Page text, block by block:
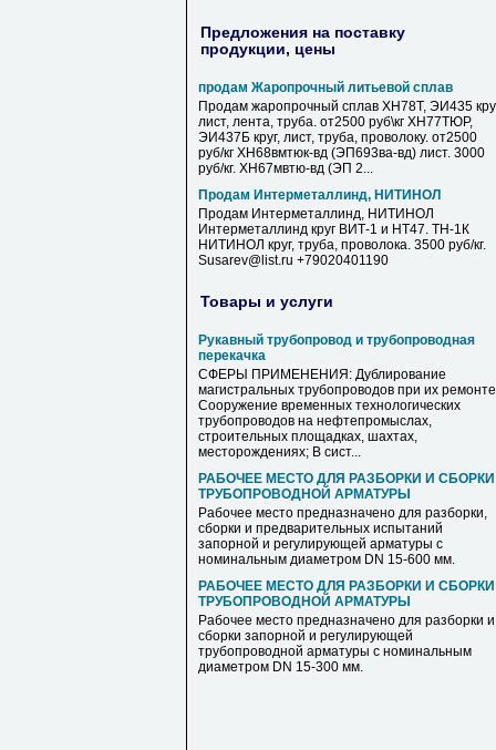
Предложения на поставку
продукции, цены
продам Жаропрочный литьевой сплав
Продам жаропрочный сплав ХН78Т, ЭИ435
лист, лента, труба. от2500 руб\кг ХН77ТЮР,
ЭИ437Б круг, лист, труба, проволоку. от2500
руб/кг ХН68вмтюк-вд (ЭП693ва-вд) лист. 3000
руб/кг. ХН67мвтю-вд (ЭП 2...
Продам Интерметаллинд, НИТИНОЛ
Продам Интерметаллинд, НИТИНОЛ
Интерметаллинд круг ВИТ-1 и НТ47. ТН-1К
НИТИНОЛ круг, труба, проволока. 3500 руб/кг.
Susarev@list.ru +79020401190
Товары и услуги
Рукавный трубопровод и трубопроводная
перекачка
СФЕРЫ ПРИМЕНЕНИЯ: Дублирование
магистральных трубопроводов при их
Сооружение временных технологических
трубопроводов на нефтепромыслах,
строительных площадках, шахтах,
месторождениях; В сист...
РАБОЧЕЕ МЕСТО ДЛЯ РАЗБОРКИ И СБОРКИ
ТРУБОПРОВОДНОЙ АРМАТУРЫ
Рабочее место предназначено для разборки,
сборки и предварительных испытаний
запорной и регулирующей арматуры с
номинальным диаметром DN 15-600 мм.
РАБОЧЕЕ МЕСТО ДЛЯ РАЗБОРКИ И СБОРКИ
ТРУБОПРОВОДНОЙ АРМАТУРЫ
Рабочее место предназначено для разборки и
сборки запорной и регулирующей
трубопроводной арматуры с номинальным
диаметром DN 15-300 мм.